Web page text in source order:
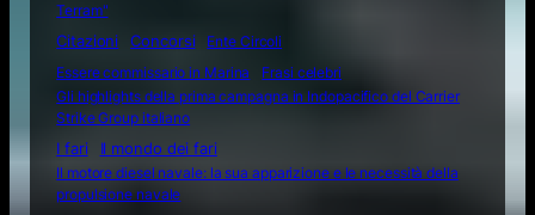
Terram"
Citazioni
Concorsi
Ente Circoli
Essere commissario in Marina
Frasi celebri
Gli highlights della prima campagna in Indopacifico del Carrier
Strike Group italiano
I fari
Il mondo dei fari
Il motore diesel navale: la sua apparizione e le necessità della
propulsione navale